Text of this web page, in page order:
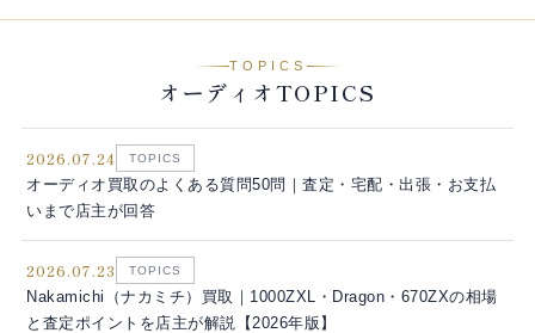
TOPICS
オーディオTOPICS
2026.07.24 TOPICS
オーディオ買取のよくある質問50問｜査定・宅配・出張・お支払
いまで店主が回答
2026.07.23 TOPICS
Nakamichi（ナカミチ）買取｜1000ZXL・Dragon・670ZXの相場
と査定ポイントを店主が解説【2026年版】